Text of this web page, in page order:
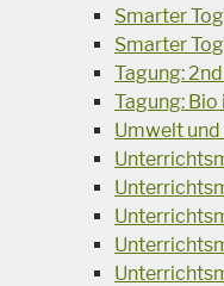
Smarter
Smarter
Tagung:
Tagung:
Umwelt